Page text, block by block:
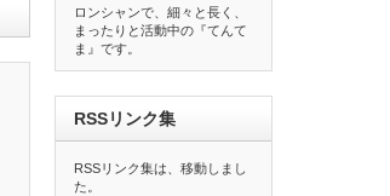
ロンシャンで、細々と長く、
まったりと活動中の『てんて
ま』です。
RSSリンク集
RSSリンク集は、移動しまし
た。